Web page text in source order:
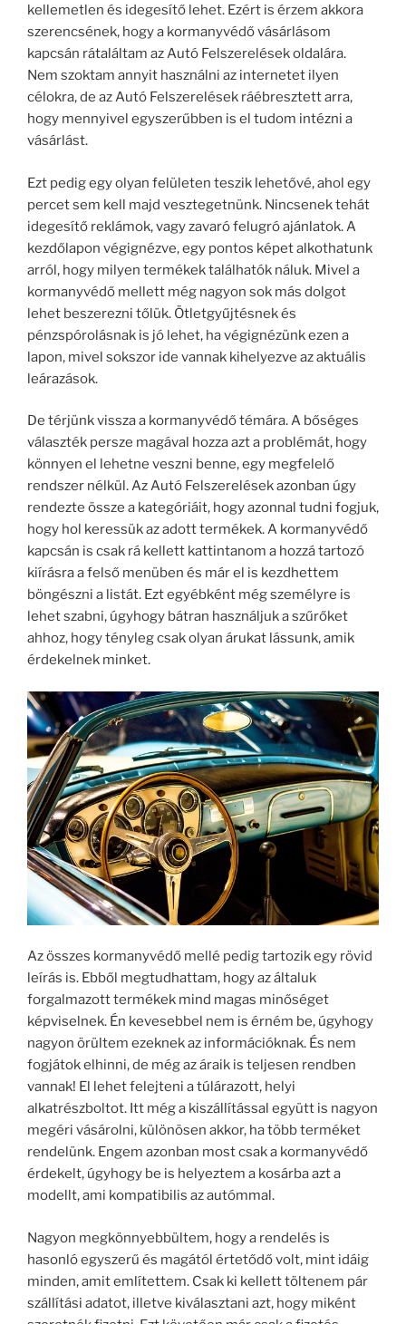
kellemetlen és idegesítő lehet. Ezért is érzem akkora
szerencsének, hogy a kormanyvédő vásárlásom
kapcsán rátaláltam az Autó Felszerelések oldalára.
Nem szoktam annyit használni az internetet ilyen
célokra, de az Autó Felszerelések ráébresztett arra,
hogy mennyivel egyszerűbben is el tudom intézni a
vásárlást.
Ezt pedig egy olyan felületen teszik lehetővé, ahol egy
percet sem kell majd vesztegetnünk. Nincsenek tehát
idegesítő reklámok, vagy zavaró felugró ajánlatok. A
kezdőlapon végignézve, egy pontos képet alkothatunk
arról, hogy milyen termékek találhatók náluk. Mivel a
kormanyvédő mellett még nagyon sok más dolgot
lehet beszerezni tőlük. Ötletgyűjtésnek és
pénzspórolásnak is jó lehet, ha végignézünk ezen a
lapon, mivel sokszor ide vannak kihelyezve az aktuális
leárazások.
De térjünk vissza a kormanyvédő témára. A bőséges
választék persze magával hozza azt a problémát, hogy
könnyen el lehetne veszni benne, egy megfelelő
rendszer nélkül. Az Autó Felszerelések azonban úgy
rendezte össze a kategóriáit, hogy azonnal tudni fogjuk,
hogy hol keressük az adott termékek. A kormanyvédő
kapcsán is csak rá kellett kattintanom a hozzá tartozó
kiírásra a felső menüben és már el is kezdhettem
böngészni a listát. Ezt egyébként még személyre is
lehet szabni, úgyhogy bátran használjuk a szűrőket
ahhoz, hogy tényleg csak olyan árukat lássunk, amik
érdekelnek minket.
Az összes kormanyvédő mellé pedig tartozik egy rövid
leírás is. Ebből megtudhattam, hogy az általuk
forgalmazott termékek mind magas minőséget
képviselnek. Én kevesebbel nem is érném be, úgyhogy
nagyon örültem ezeknek az információknak. És nem
fogjátok elhinni, de még az áraik is teljesen rendben
vannak! El lehet felejteni a túlárazott, helyi
alkatrészboltot. Itt még a kiszállítással együtt is nagyon
megéri vásárolni, különösen akkor, ha több terméket
rendelünk. Engem azonban most csak a kormanyvédő
érdekelt, úgyhogy be is helyeztem a kosárba azt a
modellt, ami kompatibilis az autómmal.
Nagyon megkönnyebbültem, hogy a rendelés is
hasonló egyszerű és magától értetődő volt, mint idáig
minden, amit említettem. Csak ki kellett töltenem pár
szállítási adatot, illetve kiválasztani azt, hogy miként